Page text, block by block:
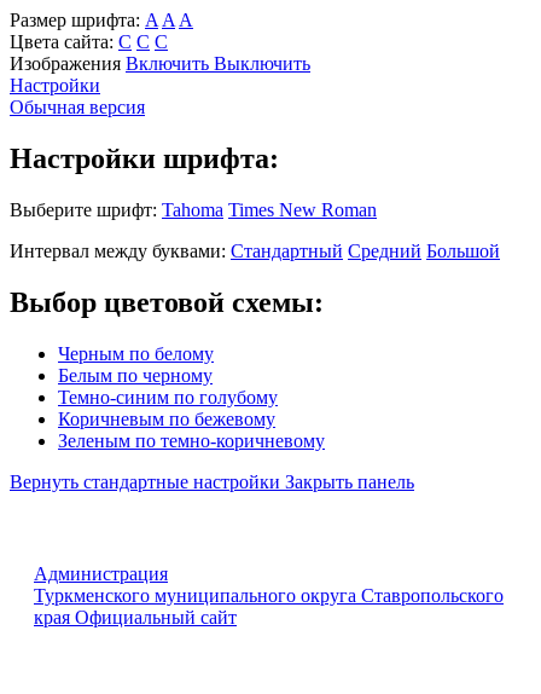
Размер шрифта: A A A
Цвета сайта: С С С
Изображения Включить Выключить
Настройки
Обычная версия
Настройки шрифта:
Выберите шрифт: Tahoma Times New Roman
Интервал между буквами: Стандартный Средний Большой
Выбор цветовой схемы:
Черным по белому
Белым по черному
Темно-синим по голубому
Коричневым по бежевому
Зеленым по темно-коричневому
Вернуть стандартные настройки Закрыть панель
Администрация
Туркменского муниципального округа Ставропольского
края Официальный сайт